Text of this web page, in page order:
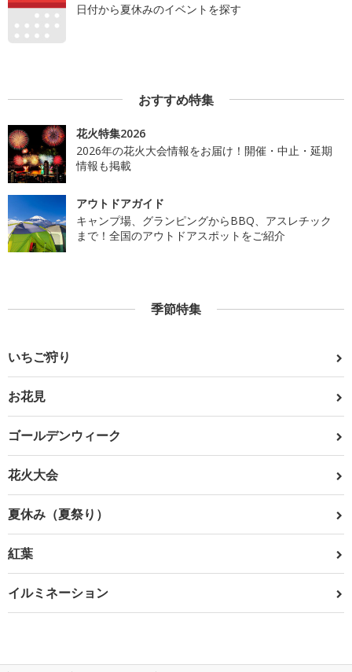
日付から夏休みのイベントを探す
おすすめ特集
花火特集2026
2026年の花火大会情報をお届け！開催・中止・延期
情報も掲載
アウトドアガイド
キャンプ場、グランピングからBBQ、アスレチック
まで！全国のアウトドアスポットをご紹介
季節特集
いちご狩り
お花見
ゴールデンウィーク
花火大会
夏休み（夏祭り）
紅葉
イルミネーション